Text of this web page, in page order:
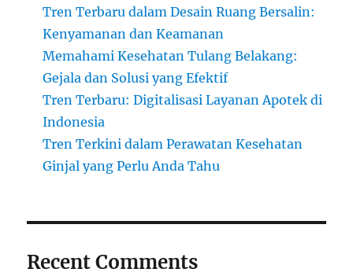
Tren Terbaru dalam Desain Ruang Bersalin:
Kenyamanan dan Keamanan
Memahami Kesehatan Tulang Belakang:
Gejala dan Solusi yang Efektif
Tren Terbaru: Digitalisasi Layanan Apotek di
Indonesia
Tren Terkini dalam Perawatan Kesehatan
Ginjal yang Perlu Anda Tahu
Recent Comments